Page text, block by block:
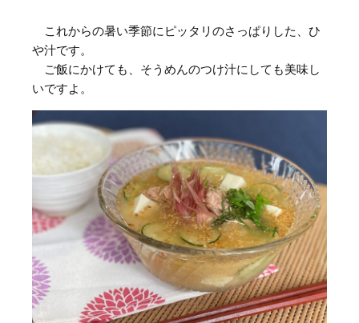
これからの暑い季節にピッタリのさっぱりした、ひ
や汁です。
ご飯にかけても、そうめんのつけ汁にしても美味し
いですよ。